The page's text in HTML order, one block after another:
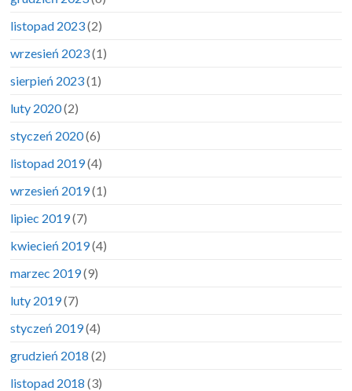
listopad 2023(2)
wrzesień 2023(1)
sierpień 2023(1)
luty 2020(2)
styczeń 2020(6)
listopad 2019(4)
wrzesień 2019(1)
lipiec 2019(7)
kwiecień 2019(4)
marzec 2019(9)
luty 2019(7)
styczeń 2019(4)
grudzień 2018 (2)
listopad 2018 (3)